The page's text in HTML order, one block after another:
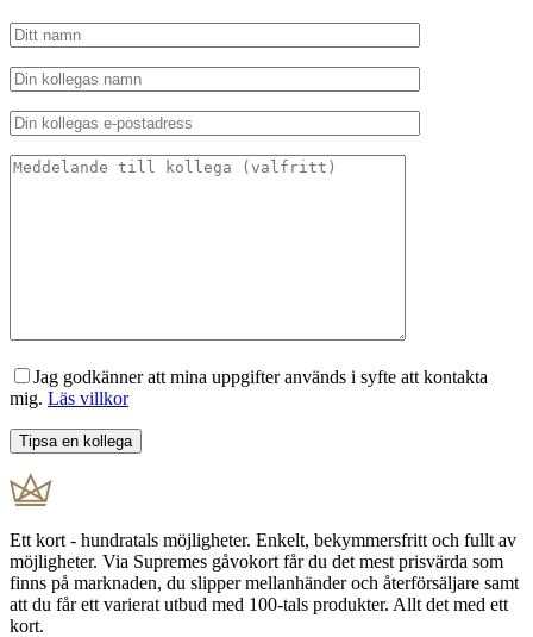
Jag godkänner att mina uppgifter används i syfte att kontakta
mig. Läs villkor
Ett kort - hundratals möjligheter. Enkelt, bekymmersfritt och fullt av
möjligheter. Via Supremes gåvokort får du det mest prisvärda som
finns på marknaden, du slipper mellanhänder och återförsäljare samt
att du får ett varierat utbud med 100-tals produkter. Allt det med ett
kort.